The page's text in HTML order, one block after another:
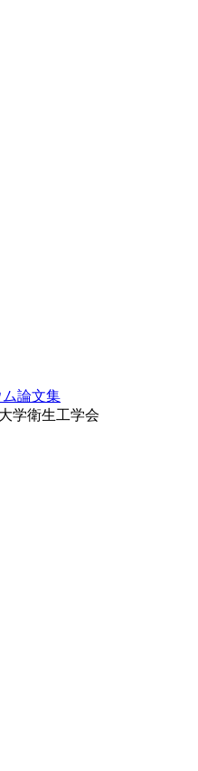
論文集
学衛生工学会